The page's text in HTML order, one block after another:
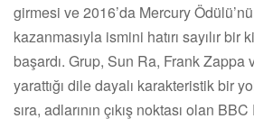
girmesi ve 2016’da Mercury
kazanmasıyla ismini hatırı sayılır bir
başardı. Grup, Sun Ra, Frank Zappa
yarattığı dile dayalı karakteristik bir
sıra, adlarının çıkış noktası olan